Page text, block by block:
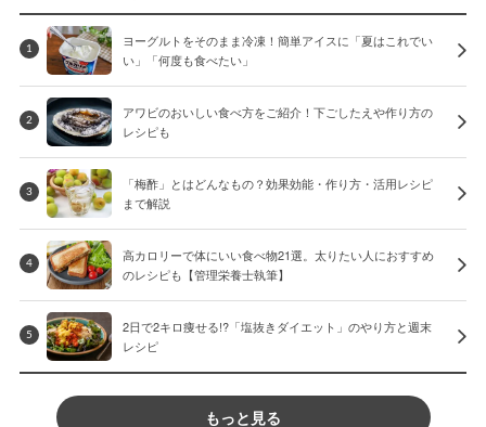
1
ヨーグルトをそのまま冷凍！簡単アイスに「夏はこれでい
い」「何度も食べたい」
2
アワビのおいしい食べ方をご紹介！下ごしたえや作り方の
レシピも
3
「梅酢」とはどんなもの？効果効能・作り方・活用レシピ
まで解説
4
高カロリーで体にいい食べ物21選。太りたい人におすすめ
のレシピも【管理栄養士執筆】
5
2日で2キロ痩せる!?「塩抜きダイエット」のやり方と週末
レシピ
もっと見る